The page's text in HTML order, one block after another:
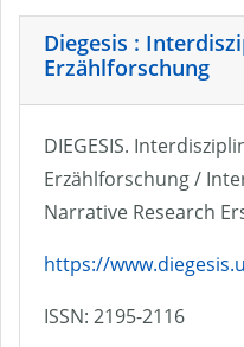
Diegesis :
Erzählforschung
DIEGESIS.
Erzählforschung /
Narrative Research
https://
ISSN: 2195-2116